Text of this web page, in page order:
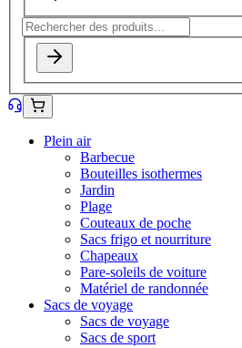
Plein air
Barbecue
Bouteilles isothermes
Jardin
Plage
Couteaux de poche
Sacs frigo et nourriture
Chapeaux
Pare-soleils de voiture
Matériel de randonnée
Sacs de voyage
Sacs de voyage
Sacs de sport